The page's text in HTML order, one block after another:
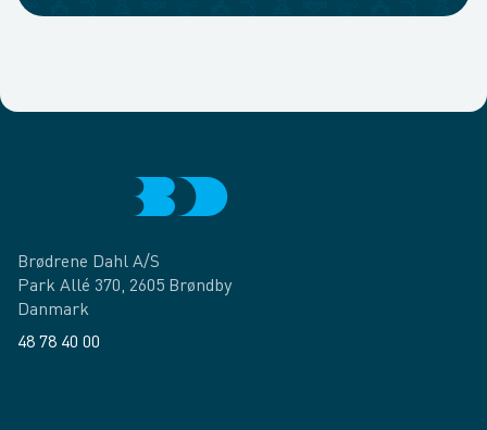
Brødrene Dahl A/S
Park Allé 370, 2605 Brøndby
Danmark
48 78 40 00